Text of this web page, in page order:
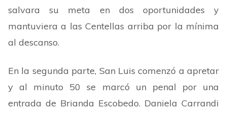
salvara su meta en dos oportunidades y
mantuviera a las Centellas arriba por la mínima
al descanso.
En la segunda parte, San Luis comenzó a apretar
y al minuto 50 se marcó un penal por una
entrada de Brianda Escobedo. Daniela Carrandi